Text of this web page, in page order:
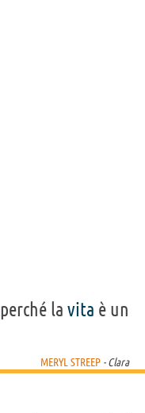
perché la vita è un
MERYL STREEP - Clara